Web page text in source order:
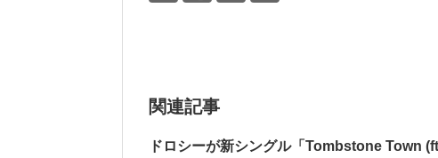
関連記事
ドロシーが新シングル「Tombstone Town